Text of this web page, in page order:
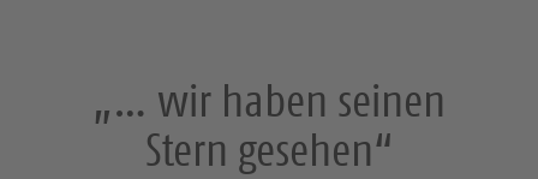
„… wir haben seinen
Stern gesehen“